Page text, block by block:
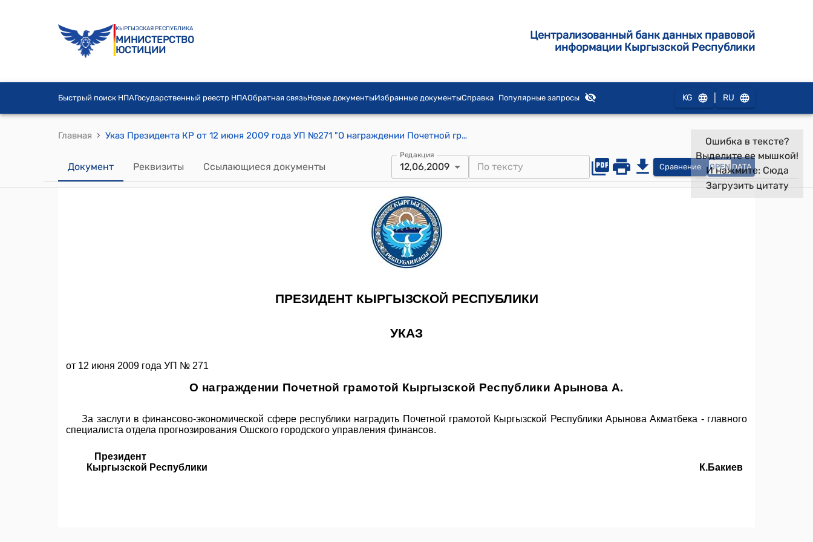
КЫРГЫЗСКАЯ РЕСПУБЛИКА
МИНИСТЕРСТВО
ЮСТИЦИИ
Централизованный банк данных правовой
информации Кыргызской Республики
Быстрый поиск НПАГосударственный реестр НПАОбратная связьНовые документыИзбранные документыСправка Популярные запросы KG RU
Главная › Указ Президента КР от 12 июня 2009 года УП №271 "О награждении Почетной грамотой Кыргызской Республики Арынова А."
Документ Реквизиты Ссылающиеся документы
Редакция
12,06,2009 Сравнение OPEN DATA
Ошибка в тексте?
Выделите ее мышкой!
И нажмите: Сюда
Загрузить цитату